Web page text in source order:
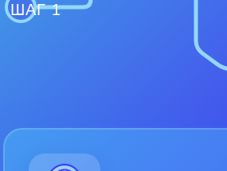
ШАГ 1